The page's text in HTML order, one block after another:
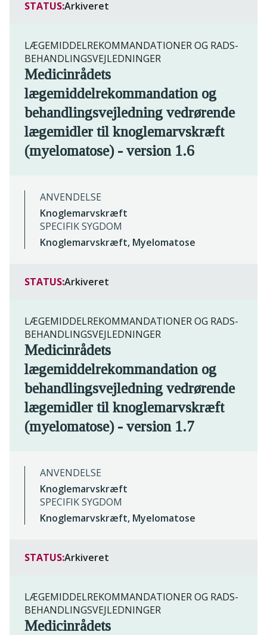
STATUS:Arkiveret
LÆGEMIDDELREKOMMANDATIONER OG RADS-
BEHANDLINGSVEJLEDNINGER
Medicinrådets
lægemiddelrekommandation og
behandlingsvejledning vedrørende
lægemidler til knoglemarvskræft
(myelomatose) - version 1.6
ANVENDELSE
Knoglemarvskræft
SPECIFIK SYGDOM
Knoglemarvskræft, Myelomatose
STATUS:Arkiveret
LÆGEMIDDELREKOMMANDATIONER OG RADS-
BEHANDLINGSVEJLEDNINGER
Medicinrådets
lægemiddelrekommandation og
behandlingsvejledning vedrørende
lægemidler til knoglemarvskræft
(myelomatose) - version 1.7
ANVENDELSE
Knoglemarvskræft
SPECIFIK SYGDOM
Knoglemarvskræft, Myelomatose
STATUS:Arkiveret
LÆGEMIDDELREKOMMANDATIONER OG RADS-
BEHANDLINGSVEJLEDNINGER
Medicinrådets